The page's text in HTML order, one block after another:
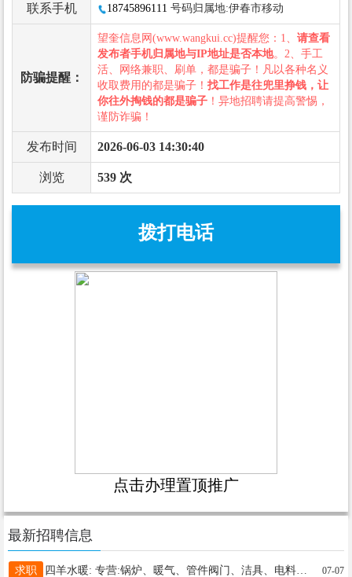
联系手机 18745896111 号码归属地:伊春市移动
防骗提醒：
望奎信息网(www.wangkui.cc)提醒您：1、 请查看
发布者手机归属地与IP地址是否本地。2、手工
活、网络兼职、刷单，都是骗子！凡以各种名义
收取费用的都是骗子！ 找工作是往兜里挣钱，让
你往外掏钱的都是骗子 ！异地招聘请提高警惕，
谨防诈骗！
发布时间 2026-06-03 14:30:40
浏览 539 次
拨打电话
点击办理置顶推广
最新招聘信息
求职 四羊水暖: 专营:锅炉、暖气、管件阀门、洁具、电料。房屋改水、改电、水暖一站式服务 用料实在，手艺放心 价格透明，售后无忧 电话微信号:13763744627 07-07